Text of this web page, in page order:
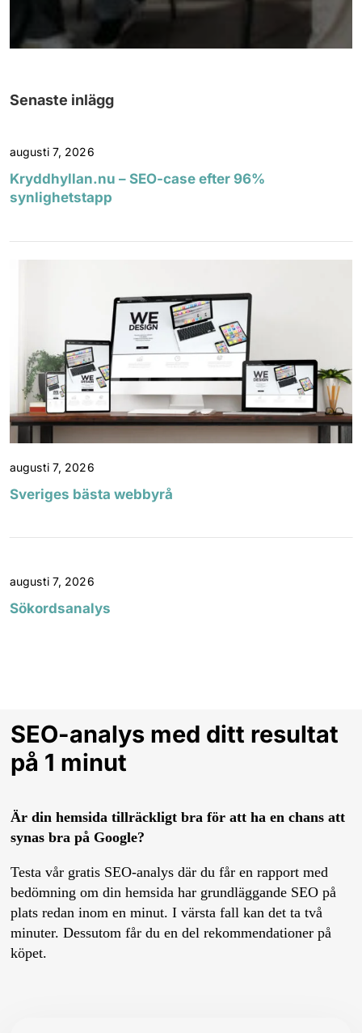
Senaste inlägg
augusti 7, 2026
Kryddhyllan.nu – SEO-case efter 96%
synlighetstapp
augusti 7, 2026
Sveriges bästa webbyrå
augusti 7, 2026
Sökordsanalys
SEO-analys med ditt resultat
på 1 minut
Är din hemsida tillräckligt bra för att ha en chans att
synas bra på Google?
Testa vår gratis SEO-analys där du får en rapport med
bedömning om din hemsida har grundläggande SEO på
plats redan inom en minut. I värsta fall kan det ta två
minuter. Dessutom får du en del rekommendationer på
köpet.